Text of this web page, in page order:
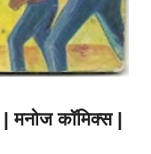
मनोज कॉमिक्स |